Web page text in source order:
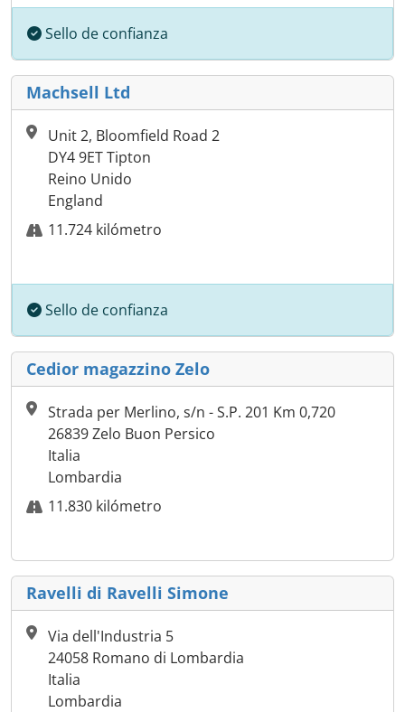
Sello de confianza
Machsell Ltd
Unit 2, Bloomfield Road 2
DY4 9ET Tipton
Reino Unido
England
11.724 kilómetro
Sello de confianza
Cedior magazzino Zelo
Strada per Merlino, s/n - S.P. 201 Km 0,720
26839 Zelo Buon Persico
Italia
Lombardia
11.830 kilómetro
Ravelli di Ravelli Simone
Via dell'Industria 5
24058 Romano di Lombardia
Italia
Lombardia